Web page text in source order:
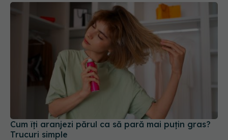
Cum îți aranjezi părul ca să pară mai puțin gras?
Trucuri simple